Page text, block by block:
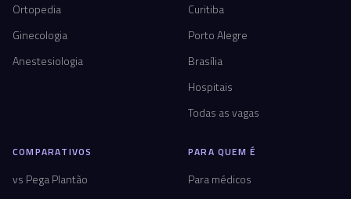
Ortopedia
Ginecologia
Anestesiologia
Curitiba
Porto Alegre
Brasília
Hospitais
Todas as vagas
COMPARATIVOS
vs Pega Plantão
PARA QUEM É
Para médicos